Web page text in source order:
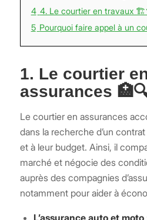
4 4. Le courtier en travaux
5 Pourquoi faire appel à un
1. Le courtier
assurances
Le courtier en assurances
dans la recherche d’un
et à leur budget. Ainsi, il
marché et négocie des
auprès des compagnies
notamment pour aider à